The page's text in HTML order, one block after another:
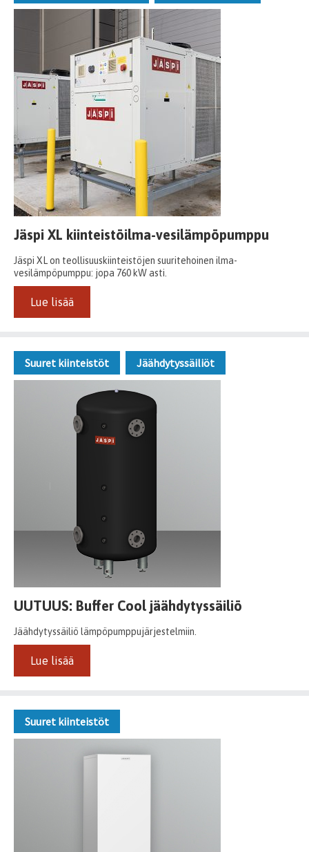
Jäspi XL kiinteistöilma-vesilämpöpumppu
Jäspi XL on teollisuuskiinteistöjen suuritehoinen ilma-
vesilämpöpumppu: jopa 760 kW asti.
Lue lisää
Suuret kiinteistöt Jäähdytyssäiliöt
UUTUUS: Buffer Cool jäähdytyssäiliö
Jäähdytyssäiliö lämpöpumppujärjestelmiin.
Lue lisää
Suuret kiinteistöt